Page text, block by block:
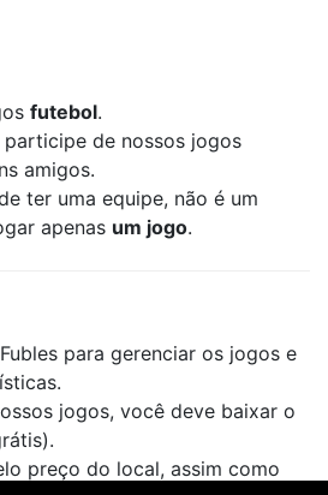
futebol.
de nossos jogos
amigos.
ter uma equipe, não é um
apenas um jogo.
para gerenciar os jogos e
jogos, você deve baixar o
preço do local, assim como